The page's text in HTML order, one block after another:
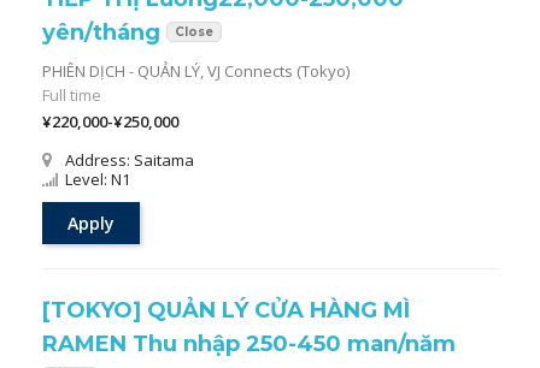
yên/tháng
Close
PHIÊN DỊCH - QUẢN LÝ,VJ Connects (Tokyo)
Full time
¥220,000-¥250,000
Address: Saitama
Level: N1
Apply
[TOKYO] QUẢN LÝ CỬA HÀNG MÌ
RAMEN Thu nhập 250-450 man/năm